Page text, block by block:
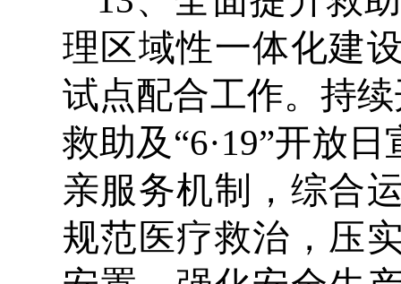
理区域性一体化建
试点配合工作。持
救助及“6·19”开放
亲服务机制，综合
规范医疗救治，压